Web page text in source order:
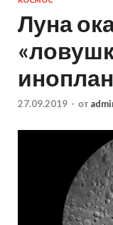
Луна
27.09.2019 - от